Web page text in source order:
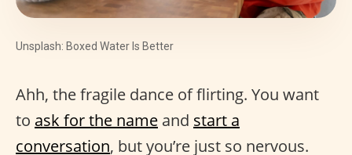
Unsplash: Boxed Water Is Better
Ahh, the fragile dance of flirting. You want
to ask for the name and start a
conversation, but you’re just so nervous.